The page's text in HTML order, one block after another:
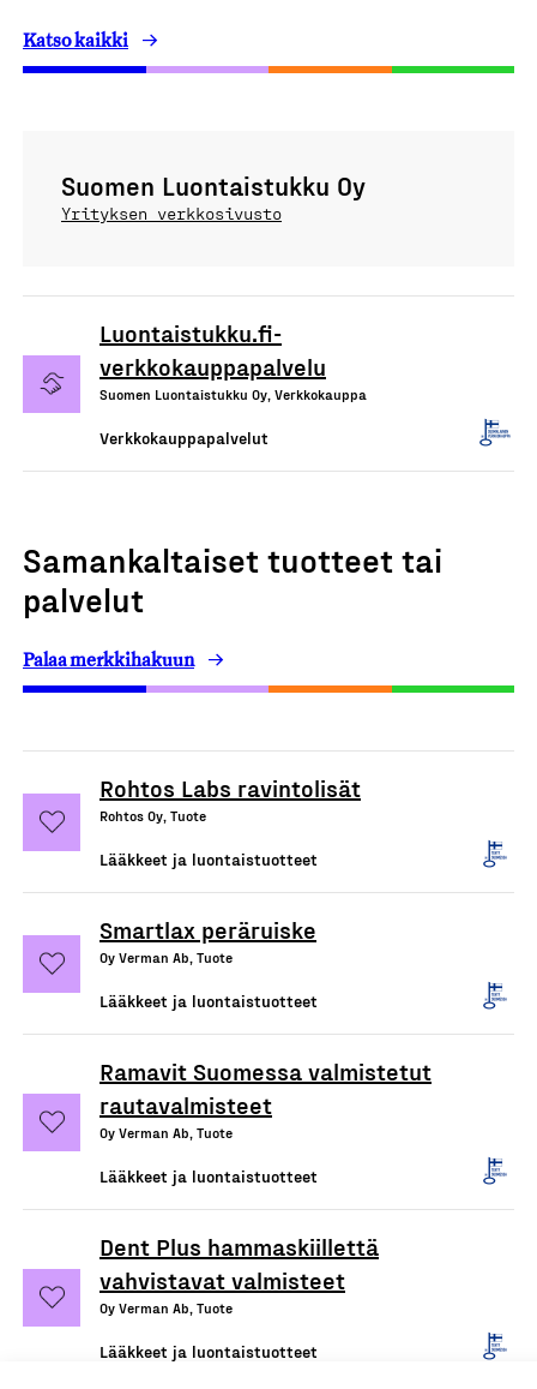
Katso kaikki
Suomen Luontaistukku Oy
Yrityksen verkkosivusto
Luontaistukku.fi-
verkkokauppapalvelu
Suomen Luontaistukku Oy, Verkkokauppa
Verkkokauppapalvelut
Samankaltaiset tuotteet tai
palvelut
Palaa merkkihakuun
Rohtos Labs ravintolisät
Rohtos Oy, Tuote
Lääkkeet ja luontaistuotteet
Smartlax peräruiske
Oy Verman Ab, Tuote
Lääkkeet ja luontaistuotteet
Ramavit Suomessa valmistetut
rautavalmisteet
Oy Verman Ab, Tuote
Lääkkeet ja luontaistuotteet
Dent Plus hammaskiillettä
vahvistavat valmisteet
Oy Verman Ab, Tuote
Lääkkeet ja luontaistuotteet